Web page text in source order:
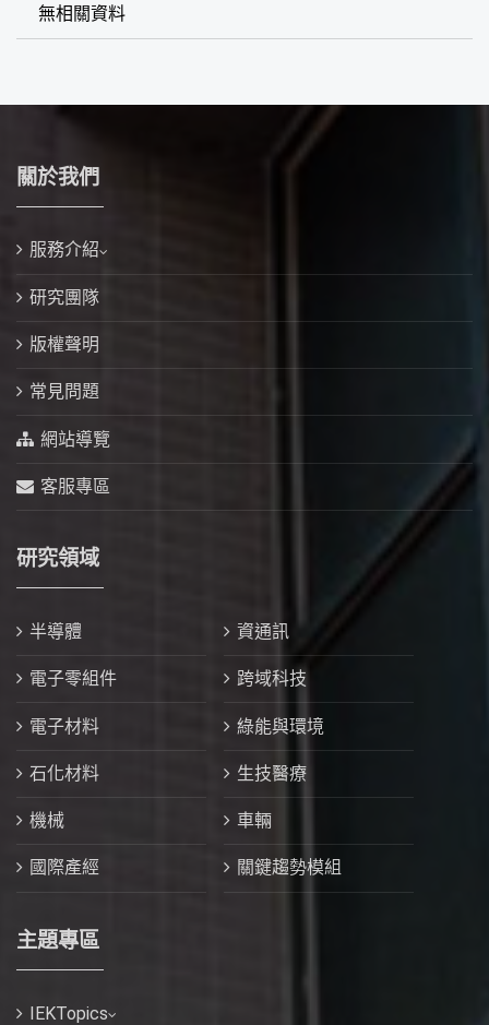
無相關資料
關於我們
服務介紹
研究團隊
版權聲明
常見問題
網站導覽
客服專區
研究領域
半導體 資通訊
電子零組件 跨域科技
電子材料 綠能與環境
石化材料 生技醫療
機械 車輛
國際產經 關鍵趨勢模組
主題專區
IEKTopics